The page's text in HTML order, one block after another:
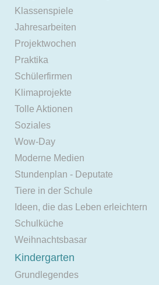
Klassenspiele
Jahresarbeiten
Projektwochen
Praktika
Schülerfirmen
Klimaprojekte
Tolle Aktionen
Soziales
Wow-Day
Moderne Medien
Stundenplan - Deputate
Tiere in der Schule
Ideen, die das Leben erleichtern
Schulküche
Weihnachtsbasar
Kindergarten
Grundlegendes